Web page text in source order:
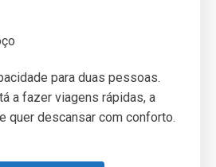
para duas pessoas.
a fazer viagens rápidas, a
quer descansar com conforto.